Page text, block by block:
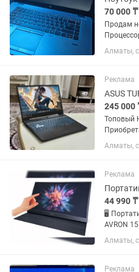
70 000 ₸
Продам
Процессор Core i7
SSD 512
Алматы,
Реклама
245 000
Топовый
Состояние
Алматы,
Реклама
44 990 ₸
🖥
AVRON
работы,
AVRON
Алматы,
Реклама